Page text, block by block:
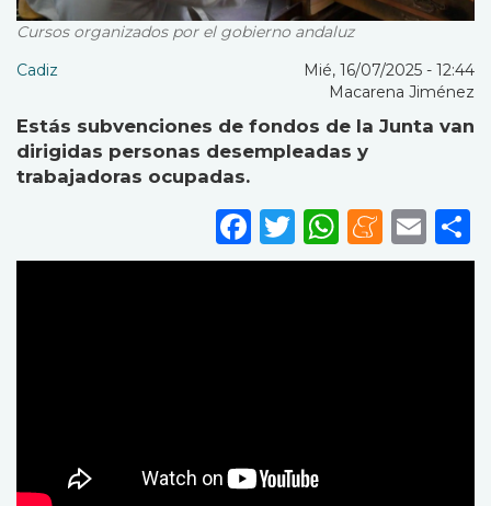
Cursos organizados por el gobierno andaluz
Cadiz
Mié, 16/07/2025 - 12:44
Macarena Jiménez
Estás subvenciones de fondos de la Junta van
dirigidas personas desempleadas y
trabajadoras ocupadas.
Facebook
Twitter